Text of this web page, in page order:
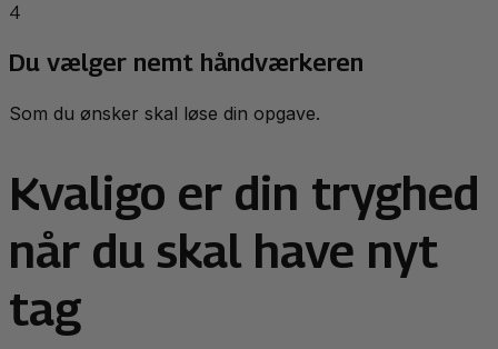
4
Du vælger nemt håndværkeren
Som du ønsker skal løse din opgave.
Kvaligo er din tryghed
når du skal have nyt
tag